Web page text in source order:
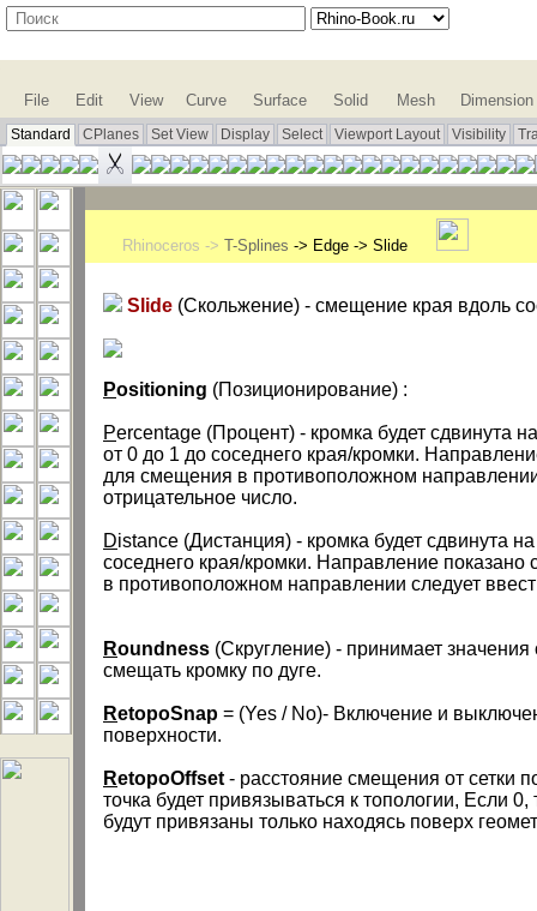
Standard CPlanes Set View Display Select Viewport Layout Visibility
File Edit View Curve Surface Solid Mesh Dimension
Rhinoceros -> T-Splines -> Edge -> Slide
Slide (Скольжение) - смещение края вдоль
Positioning (Позиционирование) :
Percentage (Процент) - кромка будет сдвинута
от 0 до 1 до соседнего края/кромки.
для смещения в противоположном
отрицательное число.
Distance (Дистанция) - кромка будет сдвинута
соседнего края/кромки. Направление
в противоположном направлении следует
Roundness (Скругление) - принимает значения
смещать кромку по дуге.
RetopoSnap = (Yes / No)- Включение и
поверхности.
RetopoOffset - расстояние смещения от сетки
точка будет привязываться к топологии, Если 0,
будут привязаны только находясь поверх